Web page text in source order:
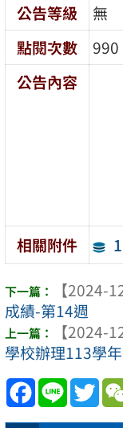
公告等級
無
點閱次數
990
公告內容
相關附件
【2024-
成績-第14週
【2024-
學校辦理113學
Facebook
Line